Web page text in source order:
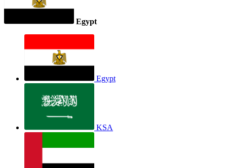
Egypt
Egypt
KSA